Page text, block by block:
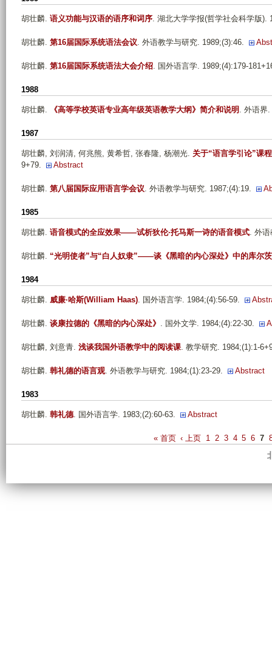
胡壮麟. 语义功能与汉语的语序和词序. 湖北大学学报(哲学社会科学版).
胡壮麟. 第16届国际系统语法会议. 外语教学与研究. 1989;(3):46.
胡壮麟. 第16届国际系统语法大会介绍. 国外语言学. 1989;(4):179-
1988
胡壮麟. 《高等学校英语专业高年级英语教学大纲》简介和说明 . 外语界.
1987
胡壮麟, 刘润清, 何兆熊, 黄希哲, 张春隆, 杨潮光. 关于“语言学引论”课
9+79.
Abstract
胡壮麟. 第八届国际应用语言学会议. 外语教学与研究. 1987;(4):19.
1985
胡壮麟. 语音模式的全应效果——试析狄伦·托马斯一诗的语音模式. 外语
胡壮麟. “光明使者”与“白人奴隶”——谈《黑暗的内心深处》中的库尔茨
1984
胡壮麟. 威廉·哈斯(William Haas). 国外语言学. 1984;(4):56-59.
胡壮麟. 谈康拉德的《黑暗的内心深处》 . 国外文学. 1984;(4):22-30.
胡壮麟, 刘意青. 浅谈我国外语教学中的阅读课. 教学研究. 1984;(1):1-
胡壮麟. 韩礼德的语言观. 外语教学与研究. 1984;(1):23-29. Abstract
1983
胡壮麟. 韩礼德. 国外语言学. 1983;(2):60-63. Abstract
e
« 首页 ‹ 上页 1 2 3 4 5 6 7